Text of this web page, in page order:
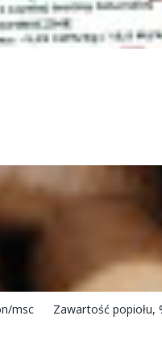
msc Zawartość popiołu,